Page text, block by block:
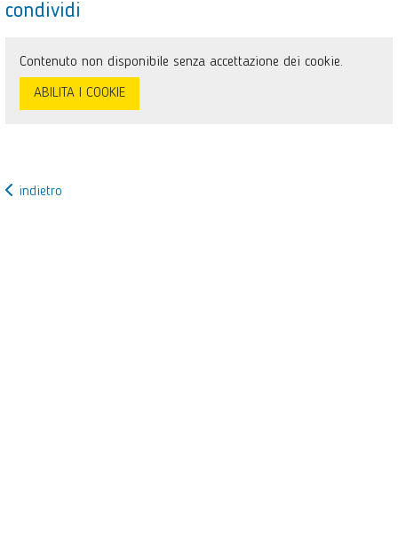
condividi
Contenuto non disponibile senza accettazione dei cookie.
ABILITA I COOKIE
indietro